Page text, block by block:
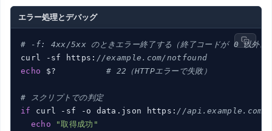
エラー処理とデバッグ
# -f: 4xx/5xx のときエラー終了する（終了コードが 0 以外に
curl -sf https: //example.com/notfound
echo $? # 22（HTTPエラーで失敗）
# スクリプトでの判定
if
curl -sf -o data.json https: //api.example.com/
echo
"取得成功"